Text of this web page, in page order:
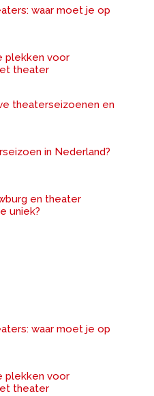
waar moet je op
plekken voor
theater
theaterseizoenen en
in Nederland?
en theater
uniek?
waar moet je op
plekken voor
theater